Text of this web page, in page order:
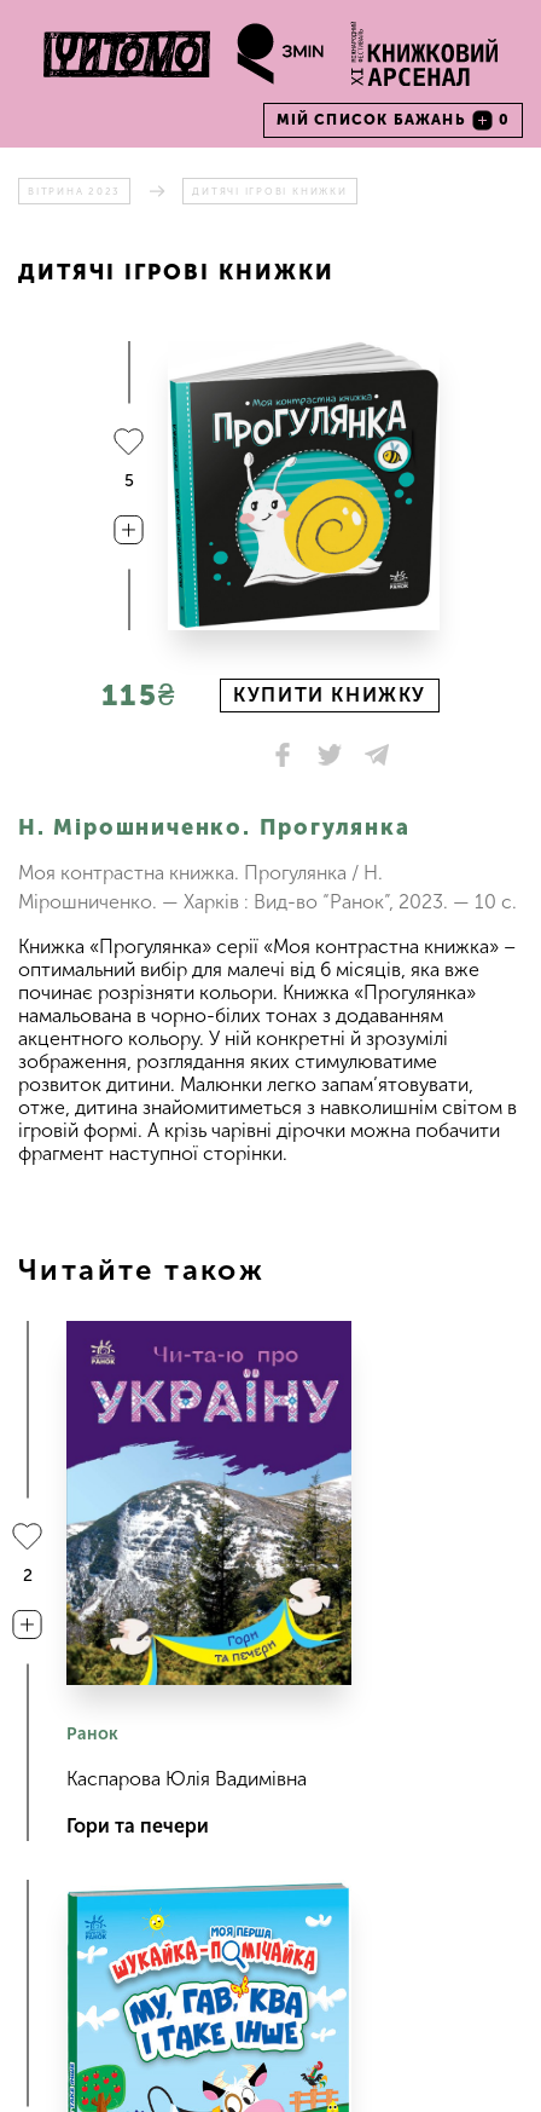
МІЙ СПИСОК БАЖАНЬ 0
ВІТРИНА 2023 ДИТЯЧІ ІГРОВІ КНИЖКИ
ДИТЯЧІ ІГРОВІ КНИЖКИ
5
115₴ КУПИТИ КНИЖКУ
Н. Мірошниченко. Прогулянка
Моя контрастна книжка. Прогулянка / Н.
Мірошниченко. — Харків : Вид-во “Ранок”, 2023. — 10 с.
Книжка «Прогулянка» серії «Моя контрастна книжка» –
оптимальний вибiр для малечi вiд 6 мiсяцiв, яка вже
починає розрiзняти кольори. Книжка «Прогулянка»
намальована в чорно-бiлих тонах з додаванням
акцентного кольору. У нiй конкретнi й зрозумiлi
зображення, розглядання яких стимулюватиме
розвиток дитини. Малюнки легко запам’ятовувати,
отже, дитина знайомитиметься з навколишнiм свiтом в
iгровiй формi. А крiзь чарiвнi дiрочки можна побачити
фрагмент наступноï сторiнки.
Читайте також
Ранок
Каспарова Юлія Вадимівна
Гори та печери
2